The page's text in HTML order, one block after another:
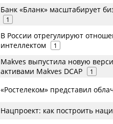
Банк «Бланк» масштабирует
1
В России отрегулируют
интеллектом
1
Makves выпустила новую
активами Makves DCAP
1
«Ростелеком» представил
Нацпроект: как построить